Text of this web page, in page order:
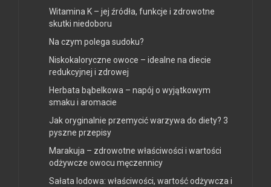
Witamina K – jej źródła, funkcje i zdrowotne
skutki niedoboru
Na czym polega sudoku?
Niskokaloryczne owoce – idealne na diecie
redukcyjnej i zdrowej
Herbata bąbelkowa – napój o wyjątkowym
smaku i aromacie
Jak oryginalnie przemycić warzywa do diety? 3
pyszne przepisy
Marakuja – zdrowotne właściwości i wartości
odżywcze owocu męczennicy
Sałata lodowa: właściwości, wartość odżywcza i